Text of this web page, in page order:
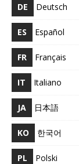
DE Deutsch
ES Español
FR Français
IT Italiano
JA 日本語
KO 한국어
PL Polski